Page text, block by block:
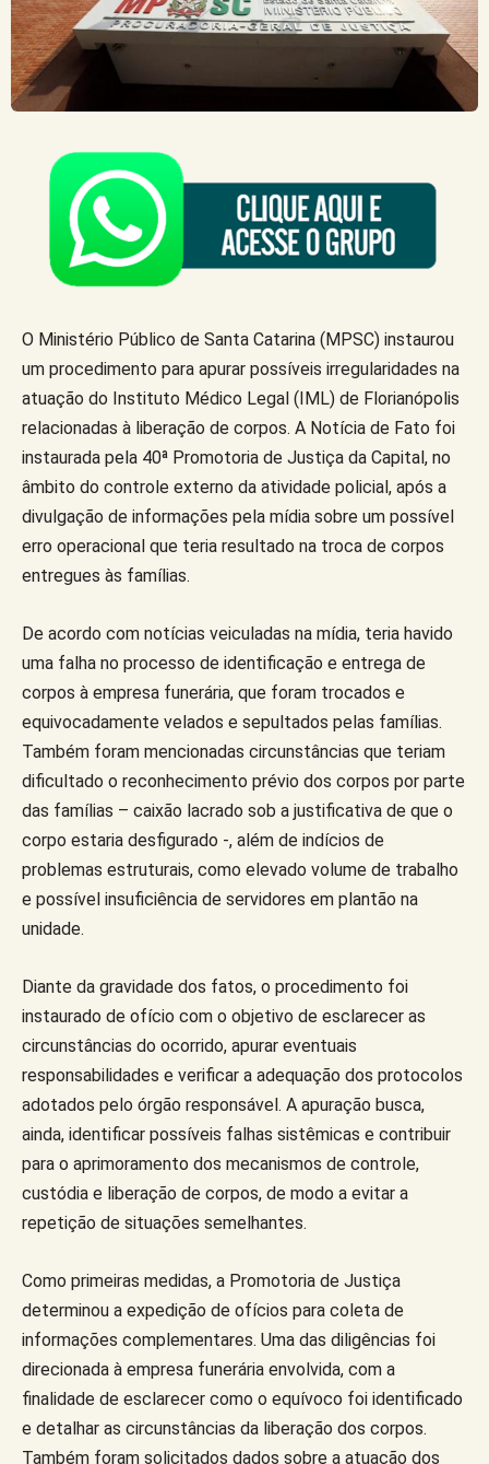
O Ministério Público de Santa Catarina (MPSC) instaurou
um procedimento para apurar possíveis irregularidades na
atuação do Instituto Médico Legal (IML) de Florianópolis
relacionadas à liberação de corpos. A Notícia de Fato foi
instaurada pela 40ª Promotoria de Justiça da Capital, no
âmbito do controle externo da atividade policial, após a
divulgação de informações pela mídia sobre um possível
erro operacional que teria resultado na troca de corpos
entregues às famílias.
De acordo com notícias veiculadas na mídia, teria havido
uma falha no processo de identificação e entrega de
corpos à empresa funerária, que foram trocados e
equivocadamente velados e sepultados pelas famílias.
Também foram mencionadas circunstâncias que teriam
dificultado o reconhecimento prévio dos corpos por parte
das famílias – caixão lacrado sob a justificativa de que o
corpo estaria desfigurado -, além de indícios de
problemas estruturais, como elevado volume de trabalho
e possível insuficiência de servidores em plantão na
unidade.
Diante da gravidade dos fatos, o procedimento foi
instaurado de ofício com o objetivo de esclarecer as
circunstâncias do ocorrido, apurar eventuais
responsabilidades e verificar a adequação dos protocolos
adotados pelo órgão responsável. A apuração busca,
ainda, identificar possíveis falhas sistêmicas e contribuir
para o aprimoramento dos mecanismos de controle,
custódia e liberação de corpos, de modo a evitar a
repetição de situações semelhantes.
Como primeiras medidas, a Promotoria de Justiça
determinou a expedição de ofícios para coleta de
informações complementares. Uma das diligências foi
direcionada à empresa funerária envolvida, com a
finalidade de esclarecer como o equívoco foi identificado
e detalhar as circunstâncias da liberação dos corpos.
Também foram solicitados dados sobre a atuação dos